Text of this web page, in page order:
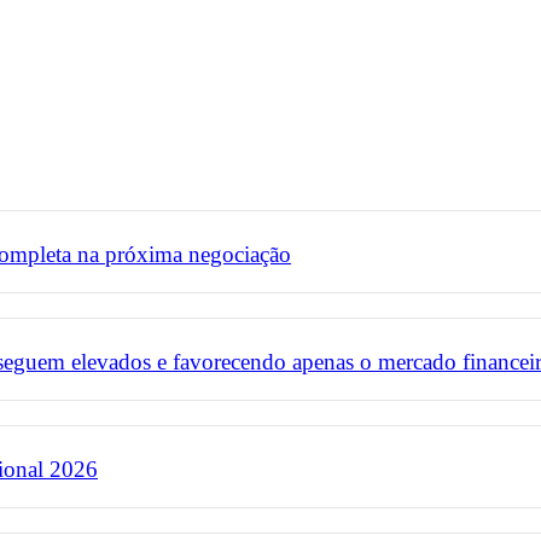
na próxima negociação
elevados e favorecendo apenas o mercado
2026